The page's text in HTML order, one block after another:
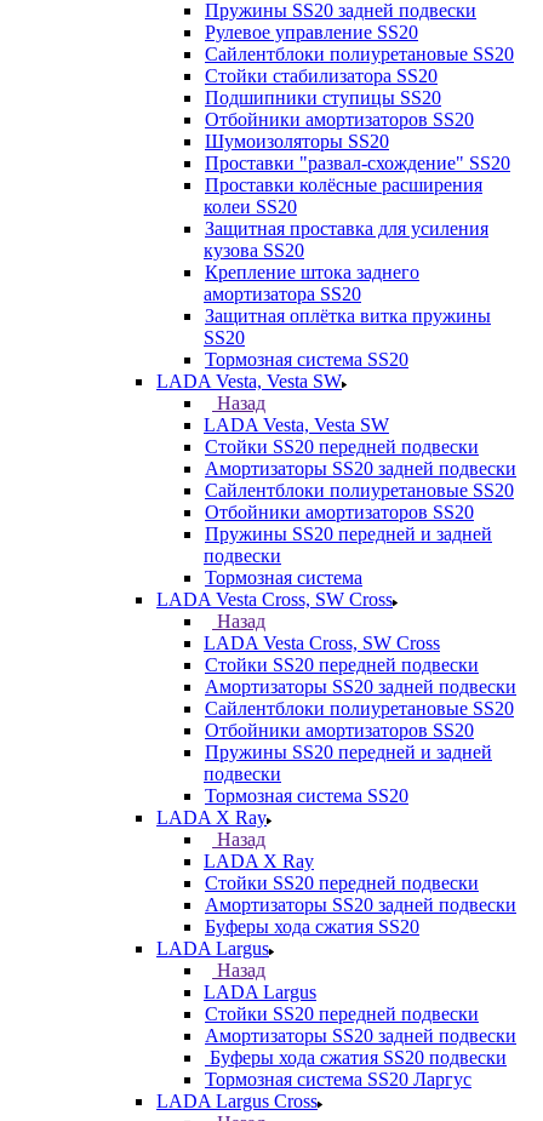
Пружины SS20 задней подвески
Рулевое управление SS20
Сайлентблоки полиуретановые SS20
Стойки стабилизатора SS20
Подшипники ступицы SS20
Отбойники амортизаторов SS20
Шумоизоляторы SS20
Проставки "развал-схождение" SS20
Проставки колёсные расширения
колеи SS20
Защитная проставка для усиления
кузова SS20
Крепление штока заднего
амортизатора SS20
Защитная оплётка витка пружины
SS20
Тормозная система SS20
LADA Vesta, Vesta SW
Назад
LADA Vesta, Vesta SW
Стойки SS20 передней подвески
Амортизаторы SS20 задней подвески
Сайлентблоки полиуретановые SS20
Отбойники амортизаторов SS20
Пружины SS20 передней и задней
подвески
Тормозная система
LADA Vesta Cross, SW Cross
Назад
LADA Vesta Cross, SW Cross
Стойки SS20 передней подвески
Амортизаторы SS20 задней подвески
Сайлентблоки полиуретановые SS20
Отбойники амортизаторов SS20
Пружины SS20 передней и задней
подвески
Тормозная система SS20
LADA X Ray
Назад
LADA X Ray
Стойки SS20 передней подвески
Амортизаторы SS20 задней подвески
Буферы хода сжатия SS20
LADA Largus
Назад
LADA Largus
Стойки SS20 передней подвески
Амортизаторы SS20 задней подвески
Буферы хода сжатия SS20 подвески
Тормозная система SS20 Ларгус
LADA Largus Cross